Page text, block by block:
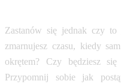
Zastanów się jednak czy
zmarnujesz czasu, kiedy
okrętem? Czy będziesz
Przypomnij sobie jak